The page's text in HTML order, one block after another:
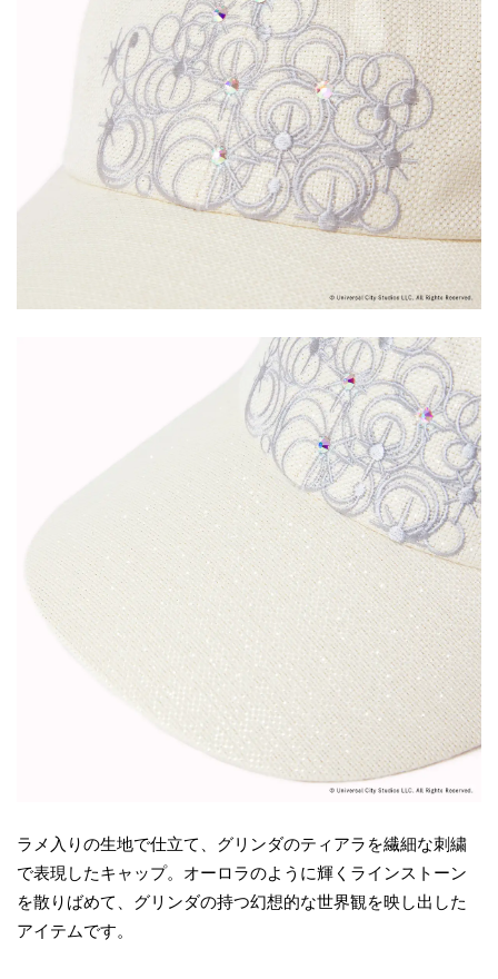
ラメ入りの生地で仕立て、グリンダのティアラを繊細な刺繍
で表現したキャップ。オーロラのように輝くラインストーン
を散りばめて、グリンダの持つ幻想的な世界観を映し出した
アイテムです。